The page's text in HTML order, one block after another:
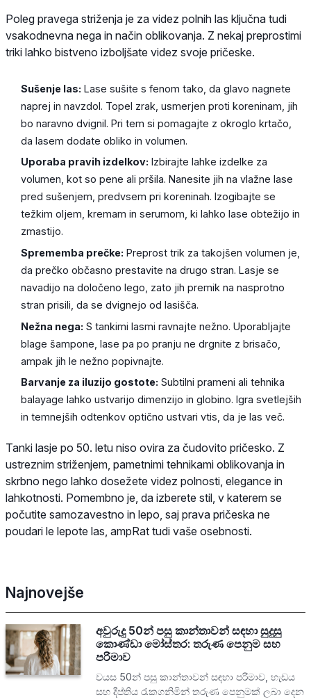
Poleg pravega striženja je za videz polnih las ključna tudi
vsakodnevna nega in način oblikovanja. Z nekaj preprostimi
triki lahko bistveno izboljšate videz svoje pričeske.
Sušenje las: Lase sušite s fenom tako, da glavo nagnete
naprej in navzdol. Topel zrak, usmerjen proti koreninam, jih
bo naravno dvignil. Pri tem si pomagajte z okroglo krtačo,
da lasem dodate obliko in volumen.
Uporaba pravih izdelkov: Izbirajte lahke izdelke za
volumen, kot so pene ali pršila. Nanesite jih na vlažne lase
pred sušenjem, predvsem pri koreninah. Izogibajte se
težkim oljem, kremam in serumom, ki lahko lase obtežijo in
zmastijo.
Sprememba prečke: Preprost trik za takojšen volumen je,
da prečko občasno prestavite na drugo stran. Lasje se
navadijo na določeno lego, zato jih premik na nasprotno
stran prisili, da se dvignejo od lasišča.
Nežna nega: S tankimi lasmi ravnajte nežno. Uporabljajte
blage šampone, lase pa po pranju ne drgnite z brisačo,
ampak jih le nežno popivnajte.
Barvanje za iluzijo gostote: Subtilni prameni ali tehnika
balayage lahko ustvarijo dimenzijo in globino. Igra svetlejših
in temnejših odtenkov optično ustvari vtis, da je las več.
Tanki lasje po 50. letu niso ovira za čudovito pričesko. Z
ustreznim striženjem, pametnimi tehnikami oblikovanja in
skrbno nego lahko dosežete videz polnosti, elegance in
lahkotnosti. Pomembno je, da izberete stil, v katerem se
počutite samozavestno in lepo, saj prava pričeska ne
poudari le lepote las, ampRat tudi vaše osebnosti.
Najnovejše
අවුරුදු 50න් පසු කාන්තාවන් සඳහා සුදුසු
කොණ්ඩා මෝස්තර: තරුණ පෙනුම සහ
පරිමාව
වයස 50න් පසු කාන්තාවන් සඳහා පරිමාව, හැඩය
සහ දීප්තිය රැකගනිමින් තරුණ පෙනුමක් ලබා දෙන